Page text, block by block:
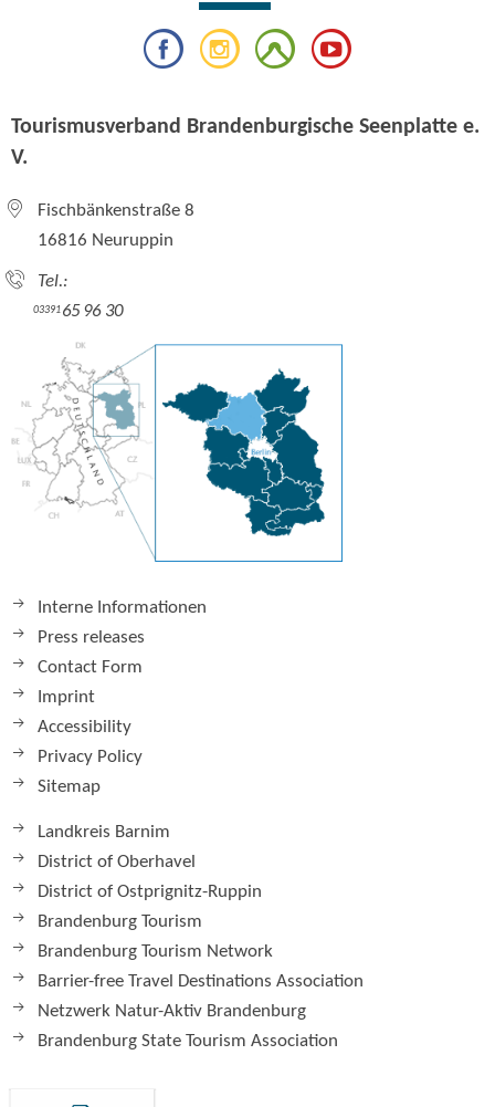
Tourismusverband Brandenburgische Seenplatte e.
V.
Fischbänkenstraße 8
16816 Neuruppin
Tel.:
0339165 96 30
Interne Informationen
Press releases
Contact Form
Imprint
Accessibility
Privacy Policy
Sitemap
Landkreis Barnim
District of Oberhavel
District of Ostprignitz-Ruppin
Brandenburg Tourism
Brandenburg Tourism Network
Barrier-free Travel Destinations Association
Netzwerk Natur-Aktiv Brandenburg
Brandenburg State Tourism Association